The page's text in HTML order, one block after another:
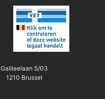
Galileelaan 5/03
1210 Brussel